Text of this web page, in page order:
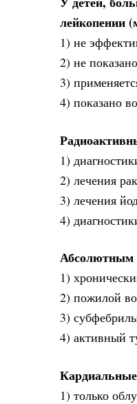
лейкопении
1) не
2) не
3)
4) показано
1)
2) лечения
3) лечения
4)
Абсолютным
1)
2) пожилой
3)
4) активный
1) только